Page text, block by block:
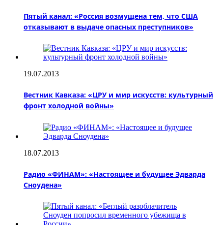
Пятый канал: «Россия возмущена тем, что США
отказывают в выдаче опасных преступников»
19.07.2013
Вестник Кавказа: «ЦРУ и мир искусств: культурный
фронт холодной войны»
18.07.2013
Радио «ФИНАМ»: «Настоящее и будущее Эдварда
Сноудена»